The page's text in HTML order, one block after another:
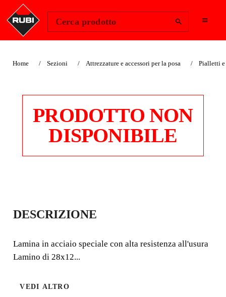
Cerca prodotto
Home Sezioni Attrezzature e accessori per la posa Pialletti
PRODOTTO NON
DISPONIBILE
MANICO LEGNO
APERTO
CIRCOLARE
Lamino di 28x12 cm.
DESCRIZIONE
Lamina in acciaio speciale con alta resistenza all'usura
Lamino di 28x12...
VEDI ALTRO